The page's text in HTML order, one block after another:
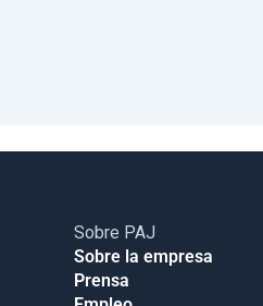
Sobre PAJ
Sobre la empresa
Prensa